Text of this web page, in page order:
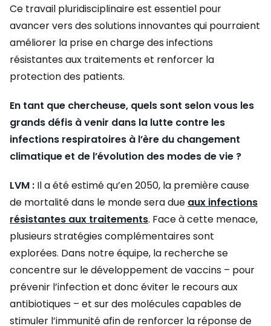
Ce travail pluridisciplinaire est essentiel pour
avancer vers des solutions innovantes qui pourraient
améliorer la prise en charge des infections
résistantes aux traitements et renforcer la
protection des patients.
En tant que chercheuse, quels sont selon vous les
grands défis à venir dans la lutte contre les
infections respiratoires à l’ère du changement
climatique et de l’évolution des modes de vie ?
LVM : Il a été estimé qu’en 2050, la première cause
de mortalité dans le monde sera due aux infections
résistantes aux traitements. Face à cette menace,
plusieurs stratégies complémentaires sont
explorées. Dans notre équipe, la recherche se
concentre sur le développement de vaccins – pour
prévenir l’infection et donc éviter le recours aux
antibiotiques – et sur des molécules capables de
stimuler l’immunité afin de renforcer la réponse de